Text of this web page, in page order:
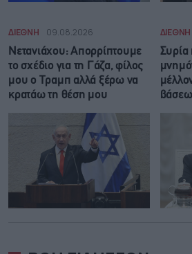
ΔΙΕΘΝΗ 09.08.2026
Νετανιάχου: Απορρίπτουμε
το σχέδιο για τη Γάζα, φίλος
μου ο Τραμπ αλλά ξέρω να
κρατάω τη θέση μου
ΔΙΕΘΝΗ
Συρία